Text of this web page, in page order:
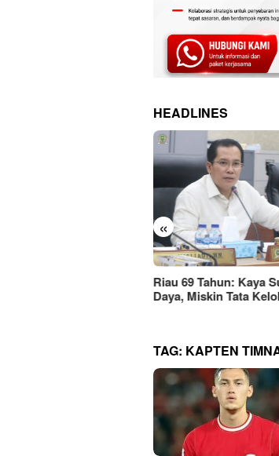
HEADLINES
«
MBG Dinilai Jadi
Transformasi Sistem
Nasional Menuju
Emas 2045
TAG: KAPTEN